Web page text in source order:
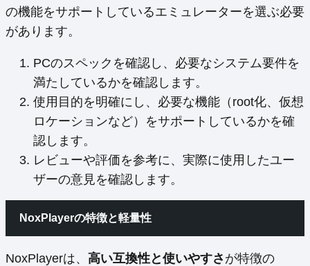
の機能をサポートしているエミュレーターを選ぶ必要
があります。
PCのスペックを確認し、必要なシステム要件を
満たしているかを確認します。
使用目的を明確にし、必要な機能（root化、仮想
ロケーションなど）をサポートしているかを確
認します。
レビューや評価を参考に、実際に使用したユー
ザーの意見を確認します。
NoxPlayerの特徴と軽量性
NoxPlayerは、 高い互換性と使いやすさ が特徴の